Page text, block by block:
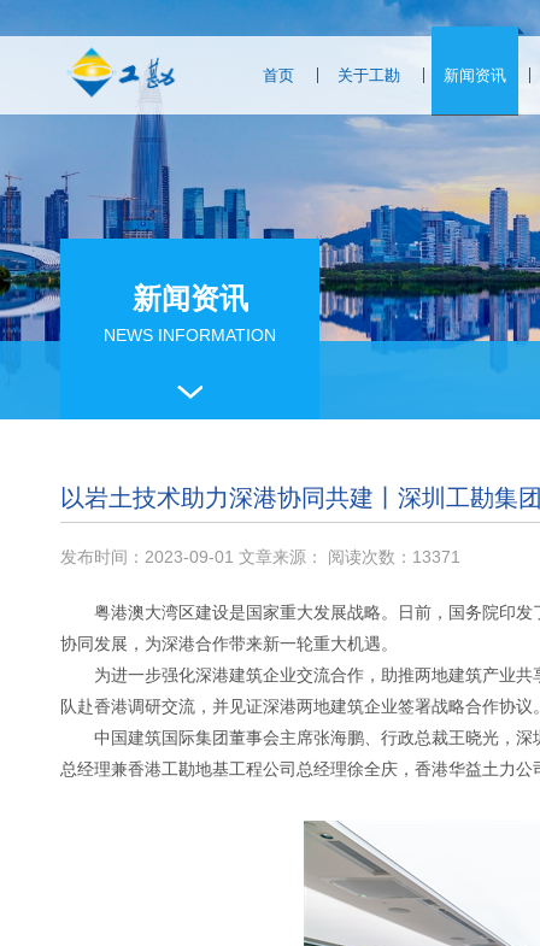
首页 关于工勘 新闻资讯
新闻资讯
NEWS INFORMATION
以岩土技术助力深港协同共建丨深圳工勘集
发布时间：2023-09-01 文章来源： 阅读次数：13371
粤港澳大湾区建设是国家重大发展战略。日前，国务院印
协同发展，为深港合作带来新一轮重大机遇。
为进一步强化深港建筑企业交流合作，助推两地建筑产业
队赴香港调研交流，并见证深港两地建筑企业签署战略合作协
中国建筑国际集团董事会主席张海鹏、行政总裁王晓光，
总经理兼香港工勘地基工程公司总经理徐全庆，香港华益土力